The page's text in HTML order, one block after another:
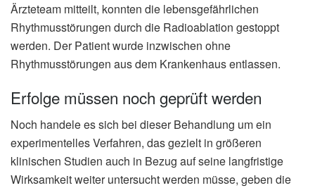
Ärzteteam mitteilt, konnten die lebensgefährlichen
Rhythmusstörungen durch die Radioablation gestoppt
werden. Der Patient wurde inzwischen ohne
Rhythmusstörungen aus dem Krankenhaus entlassen.
Erfolge müssen noch geprüft werden
Noch handele es sich bei dieser Behandlung um ein
experimentelles Verfahren, das gezielt in größeren
klinischen Studien auch in Bezug auf seine langfristige
Wirksamkeit weiter untersucht werden müsse, geben die